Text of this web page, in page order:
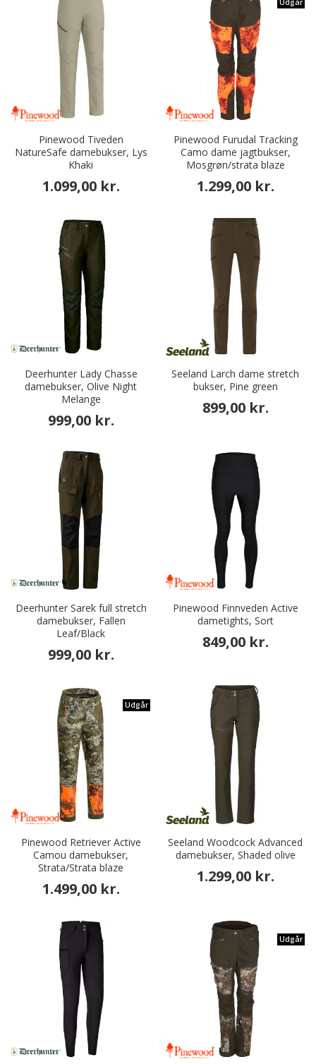
Pinewood Tiveden
NatureSafe damebukser, Lys
Khaki
1.099,00 kr.
Udgår
Pinewood Furudal Tracking
Camo dame jagtbukser,
Mosgrøn/strata blaze
1.299,00 kr.
Deerhunter Lady Chasse
damebukser, Olive Night
Melange
999,00 kr.
Seeland Larch dame stretch
bukser, Pine green
899,00 kr.
Deerhunter Sarek full stretch
damebukser, Fallen
Leaf/Black
999,00 kr.
Pinewood Finnveden Active
dametights, Sort
849,00 kr.
Udgår
Pinewood Retriever Active
Camou damebukser,
Strata/Strata blaze
1.499,00 kr.
Seeland Woodcock Advanced
damebukser, Shaded olive
1.299,00 kr.
Udgår